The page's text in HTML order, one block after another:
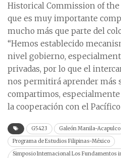
Historical Commission of
que es muy importante
mucho más que parte del
“Hemos establecido
nivel gobierno,
privadas, por lo que el
nos permitirá aprender más
compartimos,
la cooperación con el
G5423 Galeón Manila-Acapulco
Programa de Estudios Filipinas-México
Simposio Internacional Los Fundamentos